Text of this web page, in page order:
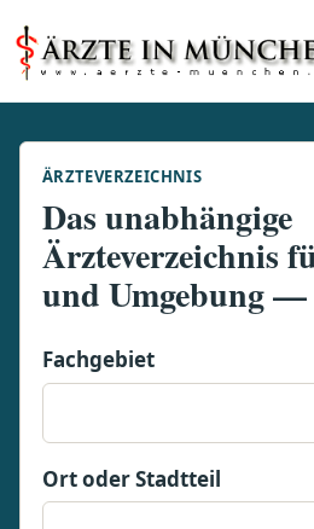
ÄRZTEVERZEICHNIS
Das unabhängige
Ärzteverzeichnis
und Umgebung —
Fachgebiet
Ort oder Stadtteil